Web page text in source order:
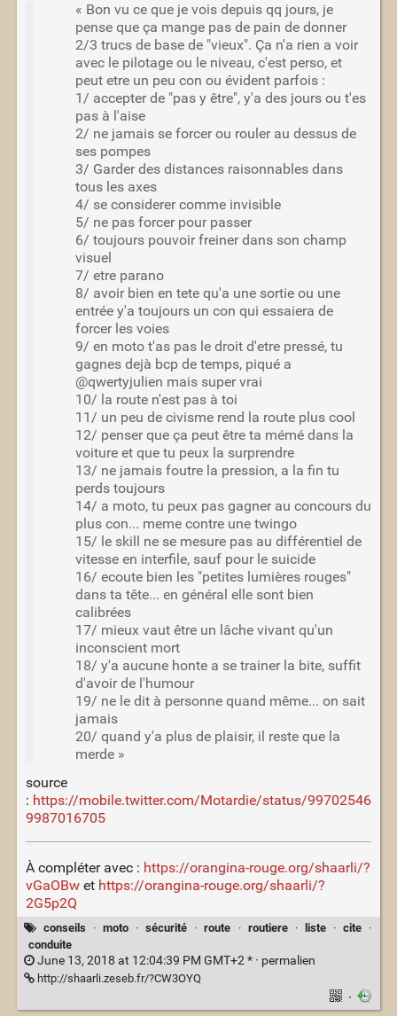
« Bon vu ce que je vois depuis qq jours, je
pense que ça mange pas de pain de donner
2/3 trucs de base de "vieux". Ça n'a rien a voir
avec le pilotage ou le niveau, c'est perso, et
peut etre un peu con ou évident parfois :
1/ accepter de "pas y être", y'a des jours ou t'es
pas à l'aise
2/ ne jamais se forcer ou rouler au dessus de
ses pompes
3/ Garder des distances raisonnables dans
tous les axes
4/ se considerer comme invisible
5/ ne pas forcer pour passer
6/ toujours pouvoir freiner dans son champ
visuel
7/ etre parano
8/ avoir bien en tete qu'a une sortie ou une
entrée y'a toujours un con qui essaiera de
forcer les voies
9/ en moto t'as pas le droit d'etre pressé, tu
gagnes dejà bcp de temps, piqué a
@qwertyjulien mais super vrai
10/ la route n'est pas à toi
11/ un peu de civisme rend la route plus cool
12/ penser que ça peut être ta mémé dans la
voiture et que tu peux la surprendre
13/ ne jamais foutre la pression, a la fin tu
perds toujours
14/ a moto, tu peux pas gagner au concours du
plus con... meme contre une twingo
15/ le skill ne se mesure pas au différentiel de
vitesse en interfile, sauf pour le suicide
16/ ecoute bien les "petites lumières rouges"
dans ta tête... en général elle sont bien
calibrées
17/ mieux vaut être un lâche vivant qu'un
inconscient mort
18/ y'a aucune honte a se trainer la bite, suffit
d'avoir de l'humour
19/ ne le dit à personne quand même... on sait
jamais
20/ quand y'a plus de plaisir, il reste que la
merde »
source
: https://mobile.twitter.com/Motardie/status/99702546
9987016705
À compléter avec : https://orangina-rouge.org/shaarli/?
vGaOBwet https://orangina-rouge.org/shaarli/?
2G5p2Q
conseils · moto · sécurité · route · routiere · liste · cite ·
conduite
June 13, 2018 at 12:04:39 PM GMT+2 * · permalien
http://shaarli.zeseb.fr/?CW3OYQ
·